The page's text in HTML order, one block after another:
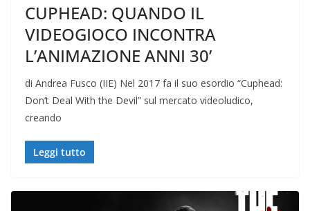
CUPHEAD: QUANDO IL
VIDEOGIOCO INCONTRA
L’ANIMAZIONE ANNI 30’
di Andrea Fusco (IIE) Nel 2017 fa il suo esordio “Cuphead:
Don’t Deal With the Devil” sul mercato videoludico,
creando
Leggi tutto